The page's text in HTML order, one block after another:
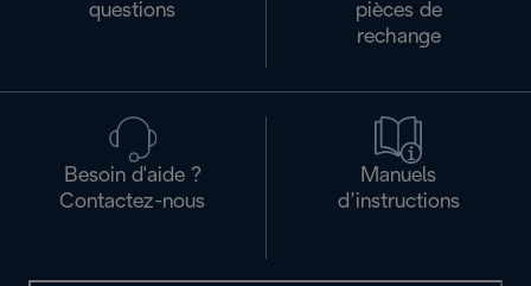
questions
pièces de
rechange
Besoin d'aide ?
Contactez-nous
Manuels
d’instructions